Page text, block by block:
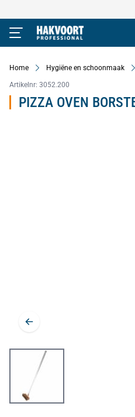
Ga naar de inhoud
Home Hygiëne en schoonmaak
Artikelnr: 3052.200
PIZZA OVEN